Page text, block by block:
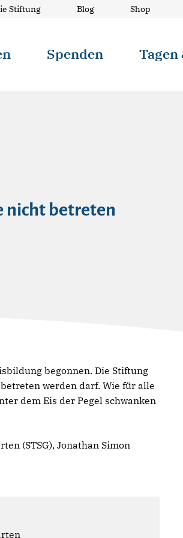
Stiftung Blog Shop
Spenden Tagen
nicht betreten
begonnen. Die Stiftung
werden darf. Wie für alle
dem Eis der Pegel schwanken
(STSG), Jonathan Simon